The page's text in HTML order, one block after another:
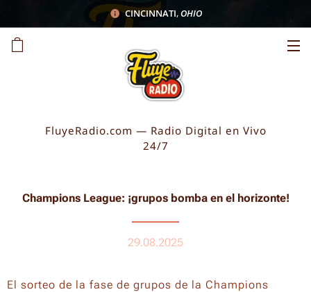
CINCINNATI,OHIO
FluyeRadio.com — Radio Digital en Vivo
24/7
Champions League: ¡grupos bomba en el horizonte!
29.08.2025
El sorteo de la fase de grupos de la Champions